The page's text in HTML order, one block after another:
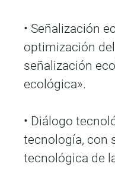
• Señalización
optimización
señalización
ecológica».
• Diálogo
tecnología, con
tecnológica de